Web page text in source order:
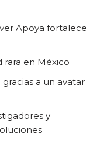
Apoya fortalece
rara en México
a un avatar
y